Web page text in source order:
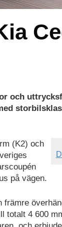
och
(K2) och
på vägen.
totalt 4 600